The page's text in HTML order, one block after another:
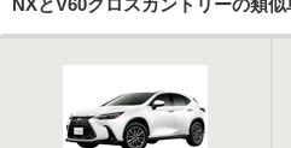
NXとV60クロスカントリーの類